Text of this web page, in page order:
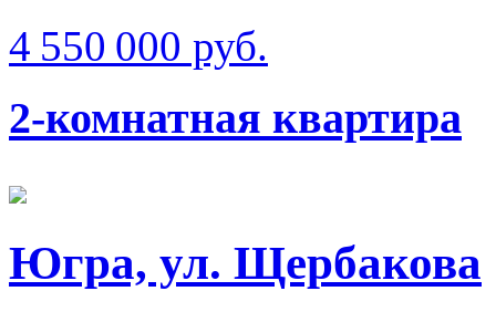
4 550 000 руб.
2-комнатная квартира
Югра, ул. Щербакова